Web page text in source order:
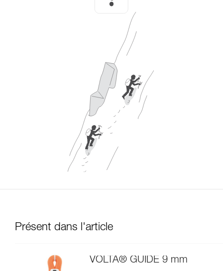
Présent dans l'article
VOLTA® GUIDE 9 mm